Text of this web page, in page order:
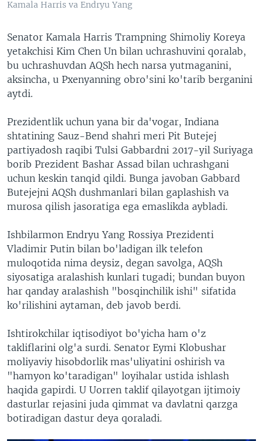
Kamala Harris va Endryu Yang
Senator Kamala Harris Trampning Shimoliy Koreya
yetakchisi Kim Chen Un bilan uchrashuvini qoralab,
bu uchrashuvdan AQSh hech narsa yutmaganini,
aksincha, u Pxenyanning obro'sini ko'tarib berganini
aytdi.
Prezidentlik uchun yana bir da'vogar, Indiana
shtatining Sauz-Bend shahri meri Pit Butejej
partiyadosh raqibi Tulsi Gabbardni 2017-yil Suriyaga
borib Prezident Bashar Assad bilan uchrashgani
uchun keskin tanqid qildi. Bunga javoban Gabbard
Butejejni AQSh dushmanlari bilan gaplashish va
murosa qilish jasoratiga ega emaslikda aybladi.
Ishbilarmon Endryu Yang Rossiya Prezidenti
Vladimir Putin bilan bo'ladigan ilk telefon
muloqotida nima deysiz, degan savolga, AQSh
siyosatiga aralashish kunlari tugadi; bundan buyon
har qanday aralashish "bosqinchilik ishi" sifatida
ko'rilishini aytaman, deb javob berdi.
Ishtirokchilar iqtisodiyot bo'yicha ham o'z
takliflarini olg'a surdi. Senator Eymi Klobushar
moliyaviy hisobdorlik mas'uliyatini oshirish va
"hamyon ko'taradigan" loyihalar ustida ishlash
haqida gapirdi. U Uorren taklif qilayotgan ijtimoiy
dasturlar rejasini juda qimmat va davlatni qarzga
botiradigan dastur deya qoraladi.